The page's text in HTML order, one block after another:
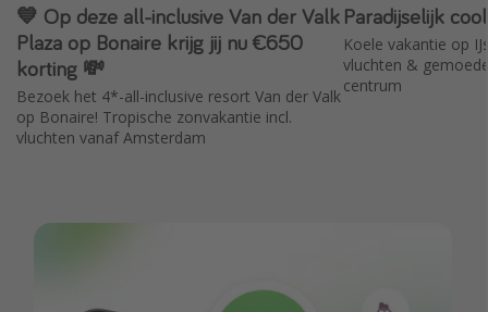
💙 Op deze all-inclusive Van der Valk
Plaza op Bonaire krijg jij nu €650
korting 💸
Bezoek het 4*-all-inclusive resort Van der Valk
op Bonaire! Tropische zonvakantie incl.
vluchten vanaf Amsterdam
Paradijselijk
Koele vakantie op
vluchten &
centrum